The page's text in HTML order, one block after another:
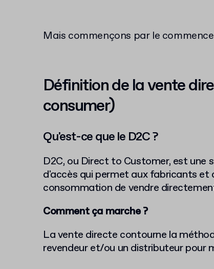
Mais commençons par le
Définition de la vente
consumer)
Qu'est-ce que le D2C ?
D2C, ou Direct to Customer, est une
d'accès qui permet aux fabricants et
consommation de vendre
Comment ça marche ?
La vente directe contourne la
revendeur et/ou un distributeur pour